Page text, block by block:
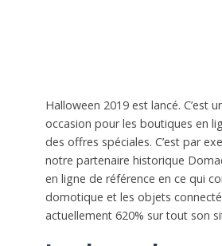
Halloween 2019 est lancé. C’est
occasion pour les boutiques en
des offres spéciales. C’est par
notre partenaire historique
en ligne de référence en ce qui
domotique et les objets
actuellement 620% sur tout son